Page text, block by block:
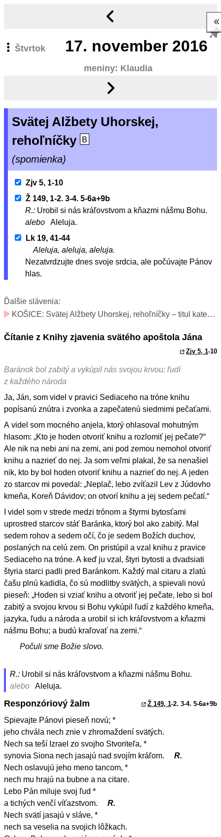
Štvrtok 17. november 2016
meniny: Klaudia
Svätej Alžbety Uhorskej,
rehoľníčky
B
(spomienka)
Zjv 5, 1-10
Ž 149, 1-2. 3-4. 5-6a+9b
R.: Urobil si nás kráľovstvom a kňazmi nášmu Bohu.
alebo
Aleluja.
Lk 19, 41-44
Aleluja, aleluja, aleluja.
Nezatvrdzujte dnes svoje srdcia, ale počúvajte Pánov
hlas.
Ďalšie slávenia:
KOŠICE: Svätej Alžbety Uhorskej, rehoľníčky – titul katedrály a patrónky mesta (spomienka v diecéze; slávnosť v meste Košice)
Čítanie z Knihy zjavenia svätého apoštola Jána
Zjv 5, 1-10
Baránok bol zabitý a vykúpil nás svojou krvou; ľudí
z každého národa
Ja, Ján, som videl v pravici Sediaceho na tróne knihu
popísanú znútra i zvonka a zapečatenú siedmimi pečaťami.
A videl som mocného anjela, ktorý ohlasoval mohutným
hlasom: „Kto je hoden otvoriť knihu a rozlomiť jej pečate?“
Ale nik na nebi ani na zemi, ani pod zemou nemohol otvoriť
knihu a nazrieť do nej. Ja som veľmi plakal, že sa nenašiel
nik, kto by bol hoden otvoriť knihu a nazrieť do nej. A jeden
zo starcov mi povedal: „Neplač, lebo zvíťazil Lev z Júdovho
kmeňa, Koreň Dávidov; on otvorí knihu a jej sedem pečatí.“
I videl som v strede medzi trónom a štyrmi bytosťami
uprostred starcov stáť Baránka, ktorý bol ako zabitý. Mal
sedem rohov a sedem očí, čo je sedem Božích duchov,
poslaných na celú zem. On pristúpil a vzal knihu z pravice
Sediaceho na tróne. A keď ju vzal, štyri bytosti a dvadsiati
štyria starci padli pred Baránkom. Každý mal citaru a zlatú
čašu plnú kadidla, čo sú modlitby svätých, a spievali novú
pieseň: „Hoden si vziať knihu a otvoriť jej pečate, lebo si bol
zabitý a svojou krvou si Bohu vykúpil ľudí z každého kmeňa,
jazyka, ľudu a národa a urobil si ich kráľovstvom a kňazmi
nášmu Bohu; a budú kraľovať na zemi.“
Počuli sme Božie slovo.
R.: Urobil si nás kráľovstvom a kňazmi nášmu Bohu.
alebo
Aleluja.
Responzóriový žalm Ž 149, 1-2. 3-4. 5-6a+9b
Spievajte Pánovi pieseň novú; *
jeho chvála nech znie v zhromaždení svätých.
Nech sa teší Izrael zo svojho Stvoriteľa, *
synovia Siona nech jasajú nad svojím kráľom.
R.
Nech oslavujú jeho meno tancom, *
nech mu hrajú na bubne a na citare.
Lebo Pán miluje svoj ľud *
a tichých venčí víťazstvom.
R.
Nech svätí jasajú v sláve, *
nech sa veselia na svojich lôžkach.